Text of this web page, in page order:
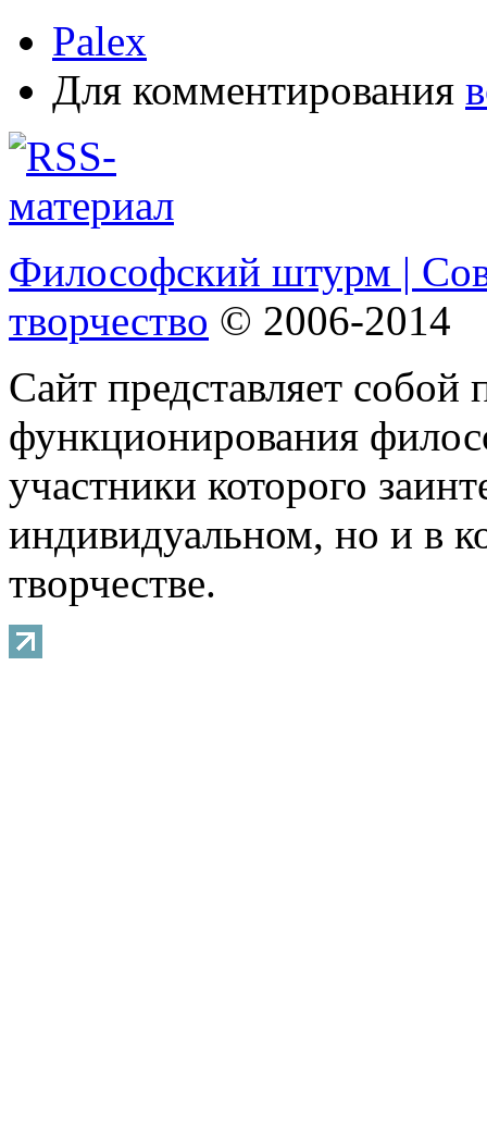
Palex
Для комментирования
Философский штурм |
творчество © 2006-2014
Сайт представляет собой
функционирования
участники которого
индивидуальном, но и в
творчестве.